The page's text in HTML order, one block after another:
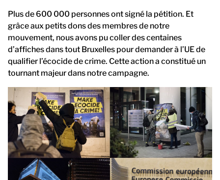
Plus de 600 000 personnes ont signé la pétition. Et
grâce aux petits dons des membres de notre
mouvement, nous avons pu coller des centaines
d’affiches dans tout Bruxelles pour demander à l’UE de
qualifier l’écocide de crime. Cette action a constitué un
tournant majeur dans notre campagne.